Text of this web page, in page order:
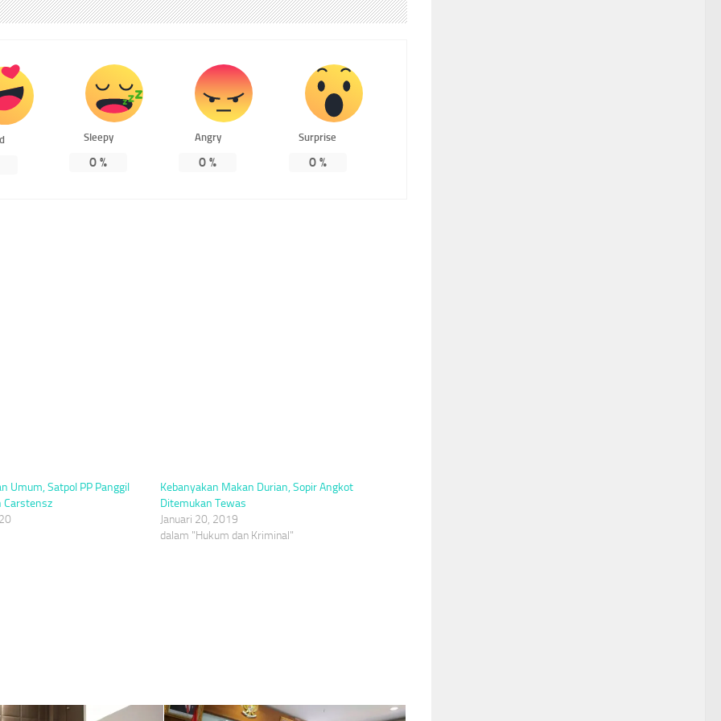
Sleepy
0 %
Angry
0 %
Surprise
0%
Umum, Satpol PP Panggil
Carstensz
Kebanyakan Makan Durian, Sopir Angkot
Ditemukan Tewas
Januari 20, 2019
dalam "Hukum dan Kriminal"